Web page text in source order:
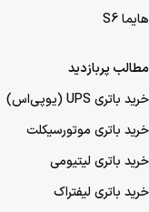
هایما S6
مطالب پربازدید
خرید باتری UPS (یو‌پی‌اس)
خرید باتری موتورسیکلت
خرید باتری لیتیومی
خرید باتری لیفتراک